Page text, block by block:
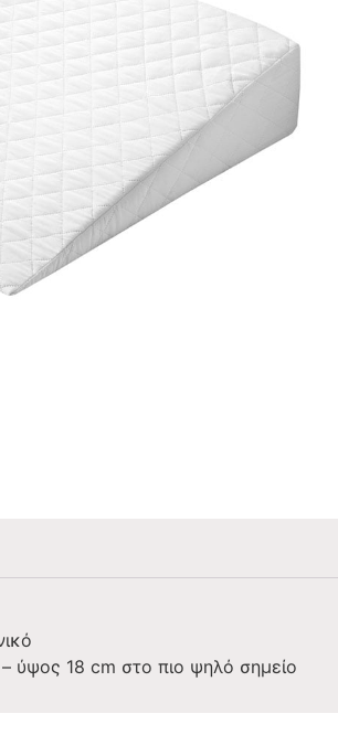
ύψος 18 cm στο πιο ψηλό σημείο